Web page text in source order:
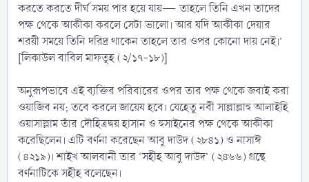
করতে করতে দীর্ঘ সময় পার হয়ে যায়—তাহলে তিনি এখন তাদের
পক্ষ থেকে আকীকা করলে সেটা ভালো। আর যদি আকীকা দেয়ার
শরয়ী সময়ে তিনি দরিদ্র থাকেন তাহলে তার ওপর কোনো দায় নেই।’
[লিকাউল বাবিল মাফতূহ (২/১৭-১৮)]
অনুরূপভাবে এই ব্যক্তির পরিবারের ওপর তার পক্ষ থেকে জবাই করা
ওয়াজিব নয়; তবে করলে জায়েয হবে। যেহেতু নবী সাল্লাল্লাহু আলাইহি
ওয়াসাল্লাম তাঁর দৌহিত্রদ্বয় হাসান ও হুসাইনের পক্ষ থেকে আকীকা
করেছিলেন। এটি বর্ণনা করেছেন আবু দাউদ (২৮৪১) ও নাসাঈ
(৪২১৯)। শাইখ আলবানী তার ‘সহীহ আবু দাউদ’ (২৪৬৬) গ্রন্থে
বর্ণনাটিকে সহীহ বলেছেন।